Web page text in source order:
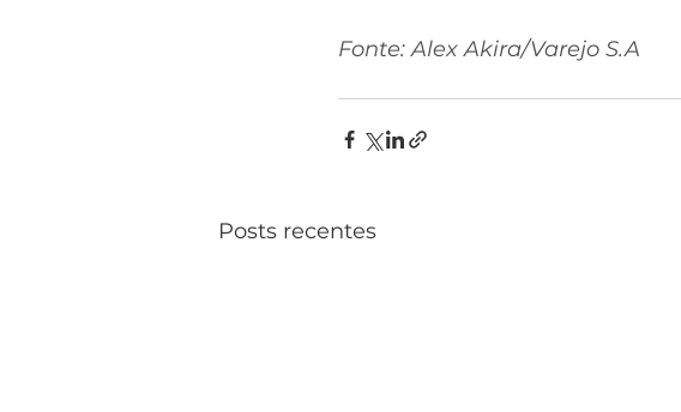
Fonte: Alex Akira/Varejo S.A
Posts recentes